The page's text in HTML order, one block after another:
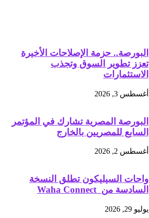
البورصة.. حزمة الإصلاحات الأخيرة
تعزز تطوير السوق وتجذب
الاستثمارات
أغسطس 3, 2026
البورصة المصرية تشارك في المؤتمر
السابع للمصريين بالخارج
أغسطس 2, 2026
واحات السيليكون تطلق النسخة
السادسة من Waha Connect
يوليو 29, 2026